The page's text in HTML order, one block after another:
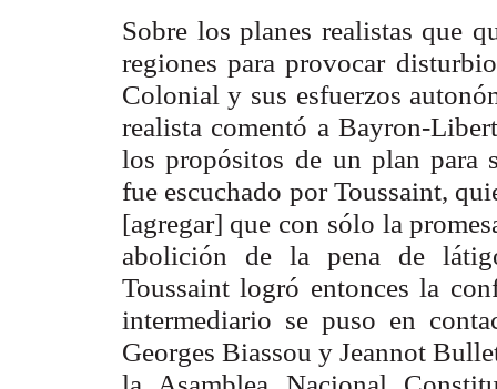
Sobre los planes realistas que
regiones para provocar
Colonial y sus esfuerzos
realista comentó a Bayron-
los propósitos de un plan para
fue escuchado por Toussaint,
[agregar] que con sólo la
abolición de la pena de
Toussaint logró entonces la
intermediario se puso en
Georges Biassou y Jeannot